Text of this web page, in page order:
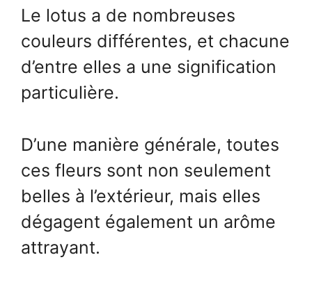
Le lotus a de nombreuses
couleurs différentes, et chacune
d’entre elles a une signification
particulière.
D’une manière générale, toutes
ces fleurs sont non seulement
belles à l’extérieur, mais elles
dégagent également un arôme
attrayant.